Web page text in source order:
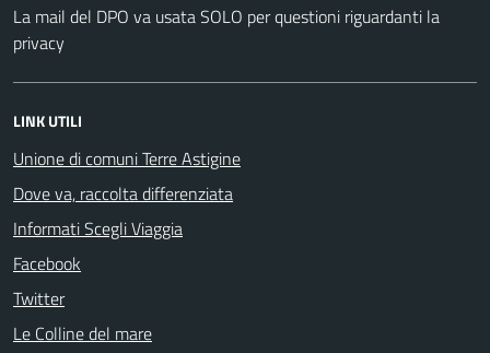
La mail del DPO va usata SOLO per questioni riguardanti la
privacy
LINK UTILI
Unione di comuni Terre Astigine
Dove va, raccolta differenziata
Informati Scegli Viaggia
Facebook
Twitter
Le Colline del mare